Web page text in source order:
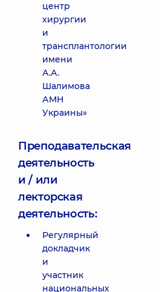
центр
хирургии
и
трансплантологии
имени
А.А.
Шалимова
АМН
Украины»
Преподавательская
деятельность
и / или
лекторская
деятельность:
Регулярный
докладчик
и
участник
национальных